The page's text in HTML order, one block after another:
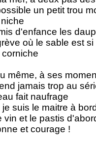
un petit trou
d'enfance les
où le sable est si
même, à ses
jamais trop au
fait naufrage
suis le maitre à
vin et le pastis
et courage !